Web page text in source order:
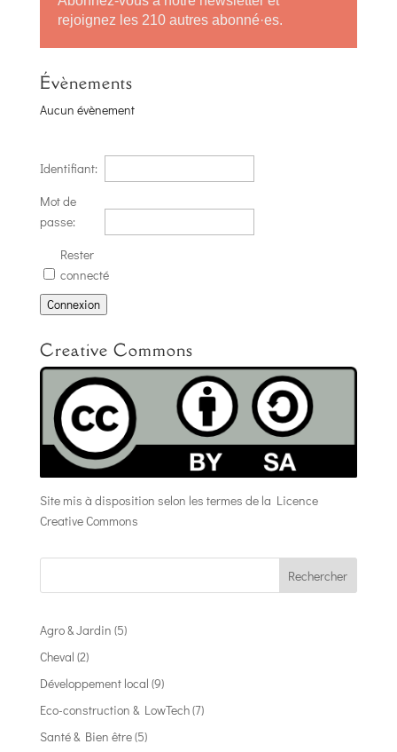
rejoignez les 210 autres abonné·es.
Évènements
Aucun évènement
Identifiant:
Mot de
passe:
Rester
connecté
Connexion
Creative Commons
Site mis à disposition selon les termes de la Licence
Creative Commons
Rechercher
Agro & Jardin (5)
Cheval (2)
Développement local (9)
Eco-construction & LowTech(7)
Santé & Bien être(5)